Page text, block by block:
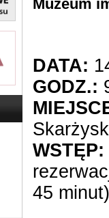
Muzeum
DATA:
GODZ.:
WSTĘP:
45 minut)